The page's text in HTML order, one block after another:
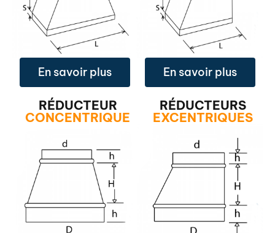
En savoir plus En savoir plus
RÉDUCTEUR
CONCENTRIQUE
RÉDUCTEURS
EXCENTRIQUES